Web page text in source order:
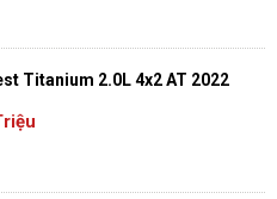
Titanium 2.0L 4x2 AT 2022